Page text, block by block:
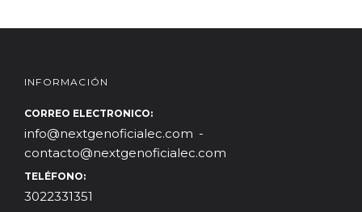
INFORMACIÓN
CORREO ELECTRONICO:
info@nextgenoficialec.com
contacto@nextgenoficialec.com
TELÉFONO:
3022331351